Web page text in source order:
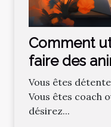
Comment
faire des
Vous êtes
Vous êtes coach
désirez...